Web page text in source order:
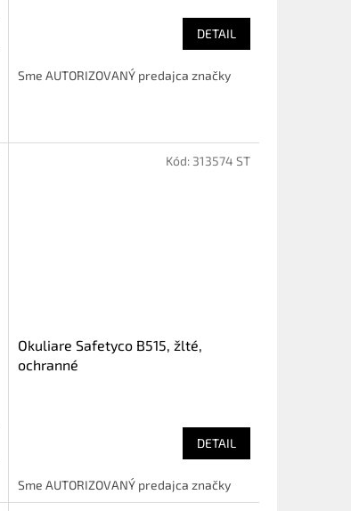
DETAIL
Sme AUTORIZOVANÝ predajca značky
Okuliare Safetyco B515, žlté,
ochranné
DETAIL
Sme AUTORIZOVANÝ predajca značky
Kód: 313574 ST